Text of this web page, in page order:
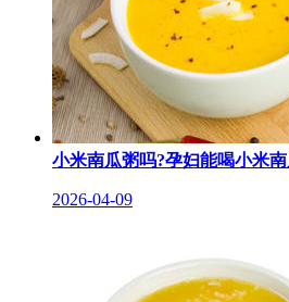
小米南瓜粥吗?孕妇能喝小米
2026-04-09